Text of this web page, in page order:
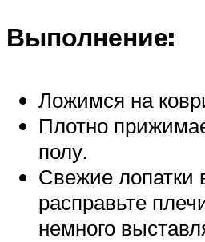
Выполнение:
Ложимся на
Плотно
полу.
Свежие лопатки
расправьте
немного